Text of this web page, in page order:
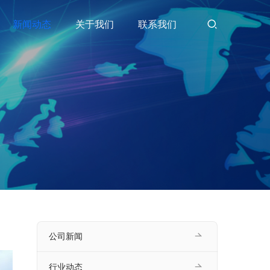
新闻动态 关于我们 联系我们
公司新闻
行业动态